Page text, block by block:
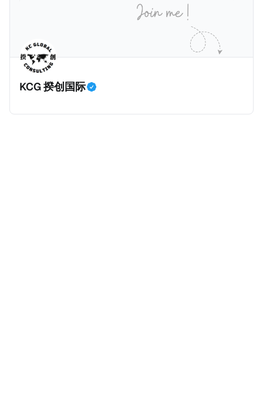
并提供有关投资将如何为印度经济做出贡献的详细计
申请。申请人在印度居住共12年后有资格申请印度公民
身份，包括在申请前连续居住11年，短暂缺席的少数例
外。由于印度不允许双重国籍，申请人必须放弃其原始
危地马拉的证明，且材料必须公证并翻译成西班牙语。
在危地马拉居住至少五年、具备流利西班牙语、对当地
历史文化有认识，就可以入籍成为危地马拉公民。 那
么，危地马拉的税务政策有吸引力吗？我们来看看：
KCG 揆创国际